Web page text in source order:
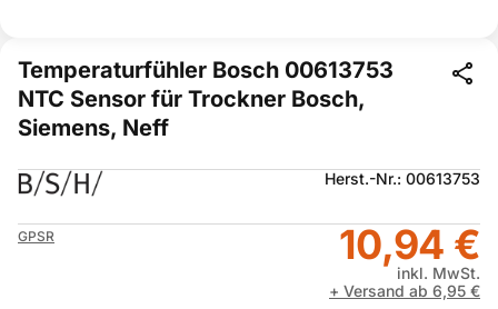
Temperaturfühler Bosch 00613753
NTC Sensor für Trockner Bosch,
Siemens, Neff
Herst.-Nr.: 00613753
GPSR 10,94 €
inkl. MwSt.
+ Versand ab 6,95 €